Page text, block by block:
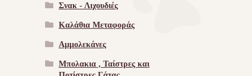
Σνακ - Λιχουδιές
Καλάθια Μεταφοράς
Αμμολεκάνες
Μπολακια , Ταίστρες και